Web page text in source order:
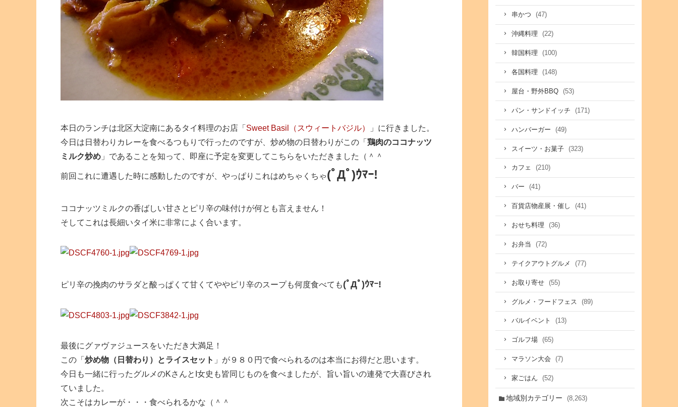
本日のランチは北区大淀南にあるタイ料理のお店「 Sweet Basil（スウィートバジル）
」に行きました。
今日は日替わりカレーを食べるつもりで行ったのですが、炒め物の日替わりがこの「 鶏肉のココナッツ
ミルク炒め 」であることを知って、即座に予定を変更してこちらをいただきました（＾＾
前回これに遭遇した時に感動したのですが、やっぱりこれはめちゃくちゃ(ﾟДﾟ)ｳﾏｰ!
ココナッツミルクの香ばしい甘さとピリ辛の味付けが何とも言えません！
そしてこれは長細いタイ米に非常によく合います。
ピリ辛の挽肉のサラダと酸っぱくて甘くてややピリ辛のスープも何度食べても(ﾟДﾟ)ｳﾏｰ!
最後にグァヴァジュースをいただき大満足！
この「 炒め物（日替わり）とライスセット 」が９８０円で食べられるのは本当にお得だと思います。
今日も一緒に行ったグルメのKさんとI女史も皆同じものを食べましたが、旨い旨いの連発で大喜びされ
ていました。
次こそはカレーが・・・食べられるかな（＾＾
串かつ (47)
沖縄料理 (22)
韓国料理 (100)
各国料理 (148)
屋台・野外BBQ (53)
パン・サンドイッチ (171)
ハンバーガー (49)
スイーツ・お菓子 (323)
カフェ (210)
バー (41)
百貨店物産展・催し (41)
おせち料理 (36)
お弁当 (72)
テイクアウトグルメ (77)
お取り寄せ (55)
グルメ・フードフェス (89)
バルイベント (13)
ゴルフ場 (65)
マラソン大会 (7)
家ごはん (52)
地域別カテゴリー (8,263)